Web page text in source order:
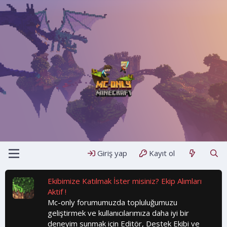
Giriş yap Kayıt ol
Ekibimize Katılmak İster misiniz? Ekip Alımları
Aktif !
Mc-only forumumuzda topluluğumuzu
geliştirmek ve kullanıcılarımıza daha iyi bir
deneyim sunmak için Editör, Destek Ekibi ve